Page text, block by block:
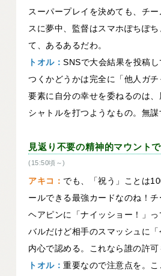
スーパープレイを決めても、チ
スに夢中、監督はスマホぽちぽ
て、あるあるだわ。
トオル：SNSで大会結果を投稿
つくかどうかは完全に「他人ガ
要素に自分の幸せを委ねるのは
シャトルを打つようなもの。無謀
見返り不要の精神的マウント
(15:50頃～)
アキコ： でも、「祝う」ことは
ールできる最強カードなのね！
ヘアピンに「ナイッショー！」
バルだけど相手のスマッシュに
内心で認める。これなら誰の許可
トオル：重要なので注意点を。